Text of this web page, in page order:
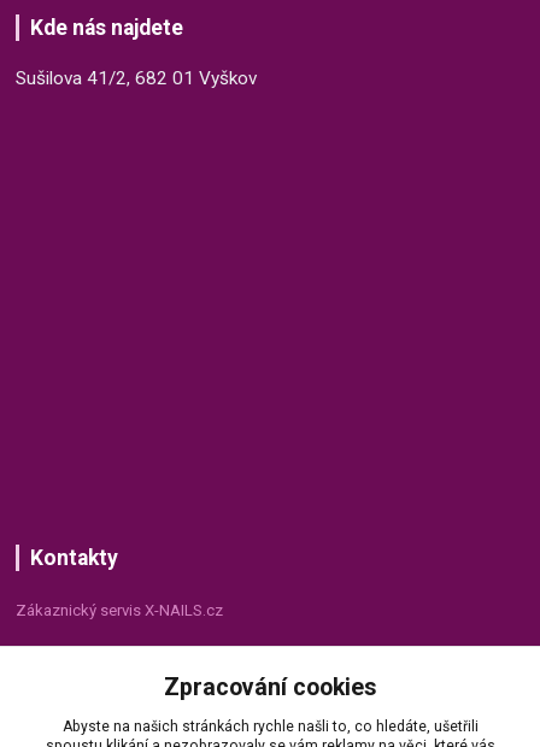
Kde nás najdete
Sušilova 41/2, 682 01 Vyškov
Kontakty
Zákaznický servis X-NAILS.cz
+420 735 055 075Zpracování cookies
Abyste na našich stránkách rychle našli to, co hledáte, ušetřili